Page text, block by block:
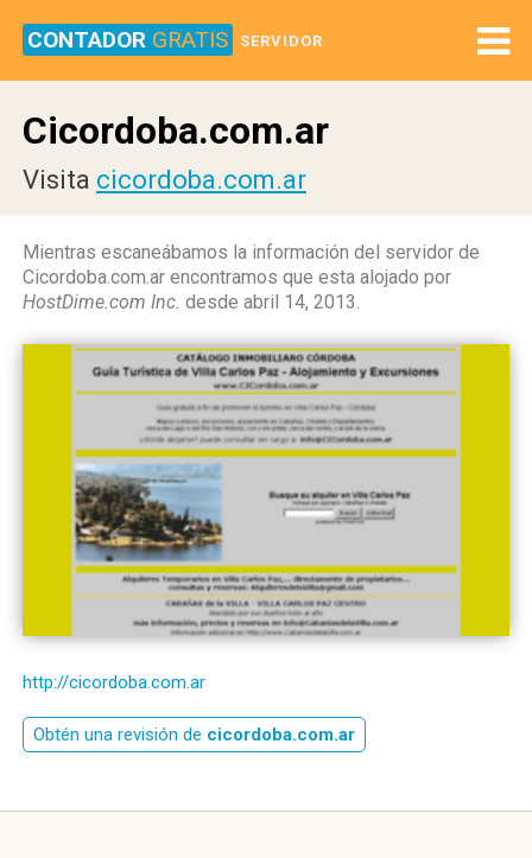
CONTADOR GRATIS SERVIDOR
Cicordoba.com.ar
Visita cicordoba.com.ar
Mientras escaneábamos la información del servidor de
Cicordoba.com.ar encontramos que esta alojado por
HostDime.com Inc. desde abril 14, 2013.
http://cicordoba.com.ar
Obtén una revisión de cicordoba.com.ar